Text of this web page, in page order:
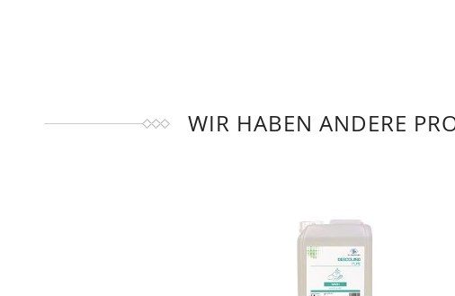
WIR HABEN ANDERE